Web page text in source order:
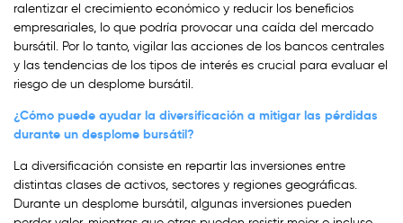
ralentizar el crecimiento económico y reducir los beneficios
empresariales, lo que podría provocar una caída del mercado
bursátil. Por lo tanto, vigilar las acciones de los bancos centrales
y las tendencias de los tipos de interés es crucial para evaluar el
riesgo de un desplome bursátil.
¿Cómo puede ayudar la diversificación a mitigar las pérdidas
durante un desplome bursátil?
La diversificación consiste en repartir las inversiones entre
distintas clases de activos, sectores y regiones geográficas.
Durante un desplome bursátil, algunas inversiones pueden